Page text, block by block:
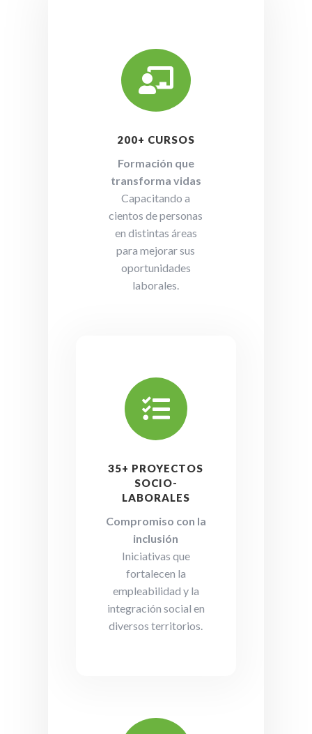

200+ CURSOS
Formación que
transforma vidas
Capacitando a
cientos de personas
en distintas áreas
para mejorar sus
oportunidades
laborales.

35+ PROYECTOS
SOCIO-
LABORALES
Compromiso con la
inclusión
Iniciativas que
fortalecen la
empleabilidad y la
integración social en
diversos territorios.